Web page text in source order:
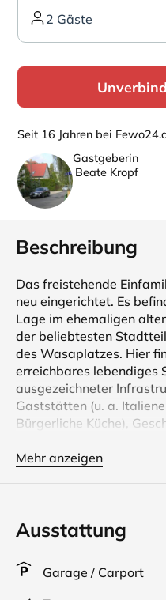
2 Gäste
Seit 16 Jahren bei
Gastgeberin
Beate Kropf
Beschreibung
Das freistehende
neu eingerichtet. Es
Lage im ehemaligen
der beliebtesten
des Wasaplatzes. Hier
erreichbares lebendiges
ausgezeichneter
Gaststätten (u. a.
Bürgerliche Küche),
Dienstleister (Apotheke,
ausgestattet. Sie finden
mit 4-6 Sitzplätzen und
Frühstücksterasse, einen
gemütlichen
Sowohl von der Küche
Mehr anzeigen
Ausstattung
Garage / Carport